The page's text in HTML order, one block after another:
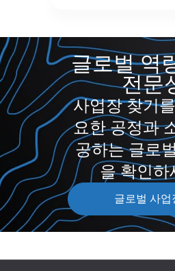
글로벌 역
전문
사업장 찾기
요한 공정과
공하는 글로
을 확인하
글로벌 사업